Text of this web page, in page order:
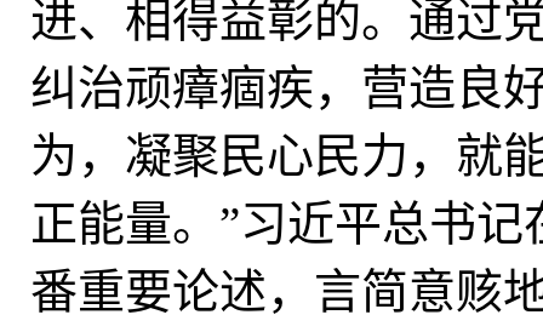
进、相得益彰的。通过
纠治顽瘴痼疾，营造良
为，凝聚民心民力，就
正能量。”习近平总书
番重要论述，言简意赅